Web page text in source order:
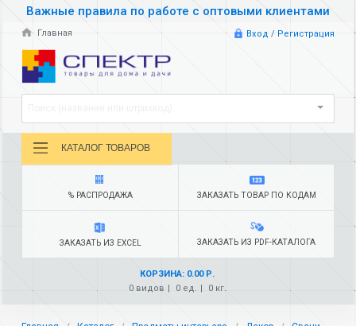
Важные правила по работе с оптовыми клиентами
Главная Вход / Регистрация
КАТАЛОГ ТОВАРОВ
% РАСПРОДАЖА ЗАКАЗАТЬ ТОВАР ПО КОДАМ
ЗАКАЗАТЬ ИЗ EXCEL ЗАКАЗАТЬ ИЗ PDF-КАТАЛОГА
КОРЗИНА: 0.00 Р.
0 видов
0 ед. 0 кг.